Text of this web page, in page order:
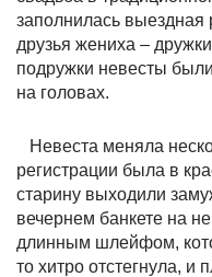
заполнилась выездная
друзья жениха –
подружки невесты
на головах.
Невеста меняла
регистрации была в
старину выходили
вечернем банкете на
длинным шлейфом,
то хитро отстегнула, и